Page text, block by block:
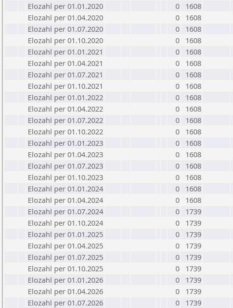
Elozahl per 01.01.2020
0
1608
Elozahl per 01.04.2020
0
1608
Elozahl per 01.07.2020
0
1608
Elozahl per 01.10.2020
0
1608
Elozahl per 01.01.2021
0
1608
Elozahl per 01.04.2021
0
1608
Elozahl per 01.07.2021
0
1608
Elozahl per 01.10.2021
0
1608
Elozahl per 01.01.2022
0
1608
Elozahl per 01.04.2022
0
1608
Elozahl per 01.07.2022
0
1608
Elozahl per 01.10.2022
0
1608
Elozahl per 01.01.2023
0
1608
Elozahl per 01.04.2023
0
1608
Elozahl per 01.07.2023
0
1608
Elozahl per 01.10.2023
0
1608
Elozahl per 01.01.2024
0
1608
Elozahl per 01.04.2024
0
1608
Elozahl per 01.07.2024
0
1739
Elozahl per 01.10.2024
0
1739
Elozahl per 01.01.2025
0
1739
Elozahl per 01.04.2025
0
1739
Elozahl per 01.07.2025
0
1739
Elozahl per 01.10.2025
0
1739
Elozahl per 01.01.2026
0
1739
Elozahl per 01.04.2026
0
1739
Elozahl per 01.07.2026
0 1739